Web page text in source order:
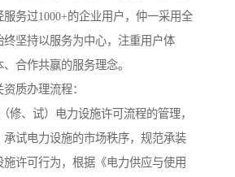
务过1000+的企业用户，仲一采用全
终坚持以服务为中心，注重用户体
合作共赢的服务理念。
质办理流程：
修、试）电力设施许可流程的管理，
承试电力设施的市场秩序，规范承装
施许可行为，根据《电力供应与使用